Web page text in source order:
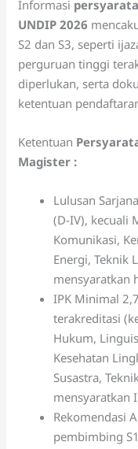
Informasi
UNDIP 2026
S2 dan S3, seperti
perguruan tinggi
diperlukan, serta
ketentuan
Ketentuan
Magister :
Lulusan
(D-IV), kecuali
Komunikasi,
Energi, Teknik
mensyaratkan
IPK Minimal
terakreditasi
Hukum,
Kesehatan
Susastra,
mensyaratkan
Rekomendasi
pembimbing